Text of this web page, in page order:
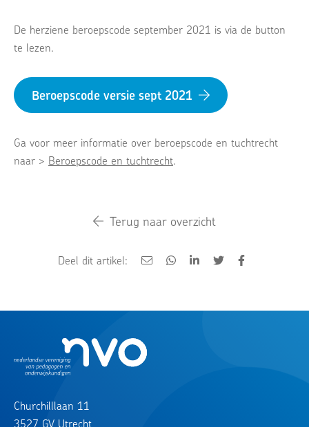
De herziene beroepscode september 2021 is via de button
te lezen.
Beroepscode versie sept 2021
Ga voor meer informatie over beroepscode en tuchtrecht
naar > Beroepscode en tuchtrecht.
Terug naar overzicht
Deel dit artikel:
Churchilllaan 11
3527 GV Utrecht